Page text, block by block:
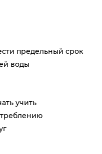
предельный срок
воды
учить